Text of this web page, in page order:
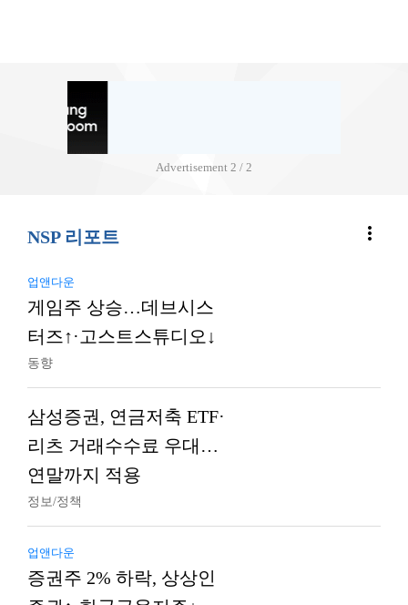
Advertisement 2 / 2
NSP 리포트 more_vert
업앤다운
게임주 상승…데브시스
터즈↑·고스트스튜디오↓
동향
삼성증권, 연금저축 ETF·
리츠 거래수수료 우대…
연말까지 적용
정보/정책
업앤다운
증권주 2% 하락, 상상인